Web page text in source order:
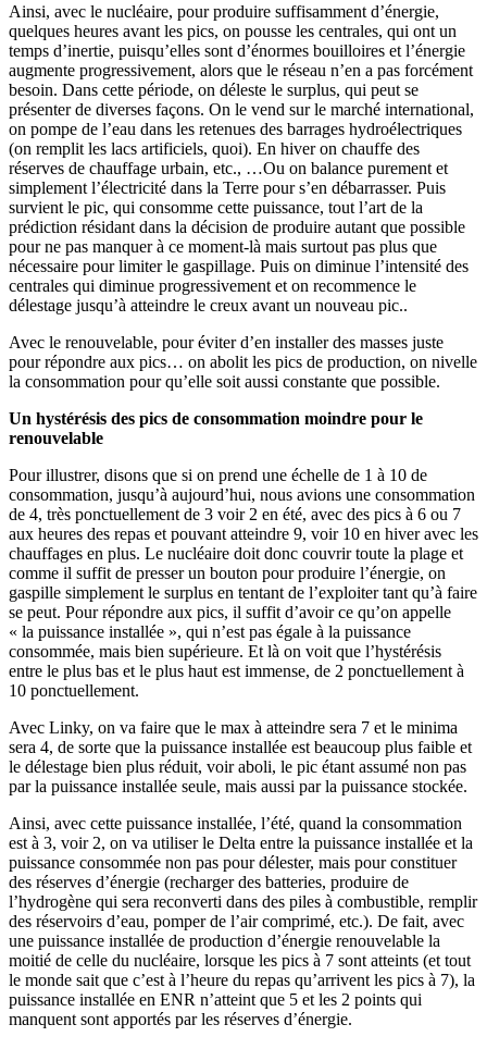
Ainsi, avec le nucléaire, pour produire suffisamment d’énergie,
quelques heures avant les pics, on pousse les centrales, qui ont un
temps d’inertie, puisqu’elles sont d’énormes bouilloires et l’énergie
augmente progressivement, alors que le réseau n’en a pas forcément
besoin. Dans cette période, on déleste le surplus, qui peut se
présenter de diverses façons. On le vend sur le marché international,
on pompe de l’eau dans les retenues des barrages hydroélectriques
(on remplit les lacs artificiels, quoi). En hiver on chauffe des
réserves de chauffage urbain, etc., …Ou on balance purement et
simplement l’électricité dans la Terre pour s’en débarrasser. Puis
survient le pic, qui consomme cette puissance, tout l’art de la
prédiction résidant dans la décision de produire autant que possible
pour ne pas manquer à ce moment-là mais surtout pas plus que
nécessaire pour limiter le gaspillage. Puis on diminue l’intensité des
centrales qui diminue progressivement et on recommence le
délestage jusqu’à atteindre le creux avant un nouveau pic..
Avec le renouvelable, pour éviter d’en installer des masses juste
pour répondre aux pics… on abolit les pics de production, on nivelle
la consommation pour qu’elle soit aussi constante que possible.
Un hystérésis des pics de consommation moindre pour le
renouvelable
Pour illustrer, disons que si on prend une échelle de 1 à 10 de
consommation, jusqu’à aujourd’hui, nous avions une consommation
de 4, très ponctuellement de 3 voir 2 en été, avec des pics à 6 ou 7
aux heures des repas et pouvant atteindre 9, voir 10 en hiver avec les
chauffages en plus. Le nucléaire doit donc couvrir toute la plage et
comme il suffit de presser un bouton pour produire l’énergie, on
gaspille simplement le surplus en tentant de l’exploiter tant qu’à faire
se peut. Pour répondre aux pics, il suffit d’avoir ce qu’on appelle
« la puissance installée », qui n’est pas égale à la puissance
consommée, mais bien supérieure. Et là on voit que l’hystérésis
entre le plus bas et le plus haut est immense, de 2 ponctuellement à
10 ponctuellement.
Avec Linky, on va faire que le max à atteindre sera 7 et le minima
sera 4, de sorte que la puissance installée est beaucoup plus faible et
le délestage bien plus réduit, voir aboli, le pic étant assumé non pas
par la puissance installée seule, mais aussi par la puissance stockée.
Ainsi, avec cette puissance installée, l’été, quand la consommation
est à 3, voir 2, on va utiliser le Delta entre la puissance installée et la
puissance consommée non pas pour délester, mais pour constituer
des réserves d’énergie (recharger des batteries, produire de
l’hydrogène qui sera reconverti dans des piles à combustible, remplir
des réservoirs d’eau, pomper de l’air comprimé, etc.). De fait, avec
une puissance installée de production d’énergie renouvelable la
moitié de celle du nucléaire, lorsque les pics à 7 sont atteints (et tout
le monde sait que c’est à l’heure du repas qu’arrivent les pics à 7), la
puissance installée en ENR n’atteint que 5 et les 2 points qui
manquent sont apportés par les réserves d’énergie.